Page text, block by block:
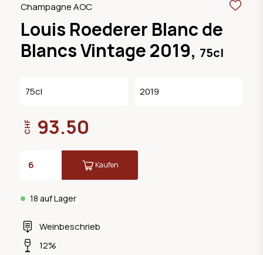
Champagne AOC
Louis Roederer Blanc de
Blancs Vintage 2019, 75cl
Weinbeschrieb
12%
75cl 2019
18 auf Lager
CHF 93.50
Kaufen